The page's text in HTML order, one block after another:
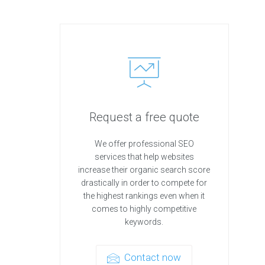
Request a free quote
We offer professional SEO
services that help websites
increase their organic search score
drastically in order to compete for
the highest rankings even when it
comes to highly competitive
keywords.
Contact now